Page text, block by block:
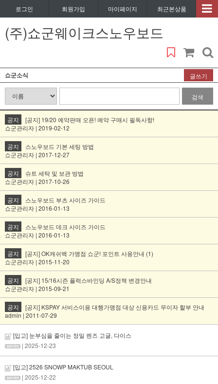
로그인 회원가입 마이페이지 최근본상품
(주)쇼군웨이크스노우보드
쇼군소식 글쓰기
검색
공지
[공지] 19/20 예약판매 오픈! 예약 구매시 필독사항!
쇼군관리자 | 2019-02-12
공지
스노우보드 기본 세팅 방법
쇼군관리자 | 2017-12-27
공지
슈트 세탁 및 보관 방법
쇼군관리자 | 2017-10-26
공지
스노우보드 부츠 사이즈 가이드
쇼군관리자 | 2016-01-13
공지
스노우보드 데크 사이즈 가이드
쇼군관리자 | 2016-01-13
공지
[공지] OK캐쉬백 가맹점 쇼군! 포인트 사용안내 (1)
쇼군관리자 | 2015-11-20
공지
[공지] 15/16시즌 플럭스바인딩 A/S정책 변경안내
쇼군관리자 | 2015-09-21
공지
[공지] KSPAY 서비스이용 대행가맹점 대상 신용카드 무이자 할부 안내
admin | 2011-07-29
[입고] 눈부심을 줄이는 정밀 렌즈 고글, 다이스
| 2025-12-23
[입고] 2526 SNOWP MAKTUB SEOUL
| 2025-12-22